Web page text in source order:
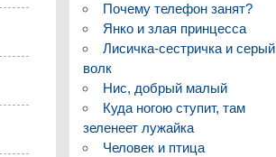
Почему телефон занят?
Янко и злая принцесса
Лисичка-сестричка и серый
волк
Нис, добрый малый
Куда ногою ступит, там
зеленеет лужайка
Человек и птица